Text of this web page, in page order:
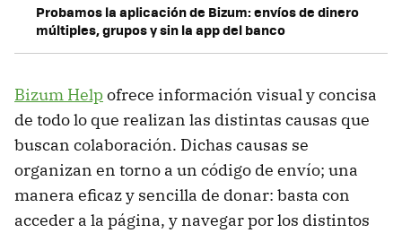
Probamos la aplicación de Bizum: envíos de dinero
múltiples, grupos y sin la app del banco
Bizum Helpofrece información visual y concisa
de todo lo que realizan las distintas causas que
buscan colaboración. Dichas causas se
organizan en torno a un código de envío; una
manera eficaz y sencilla de donar: basta con
acceder a la página, y navegar por los distintos